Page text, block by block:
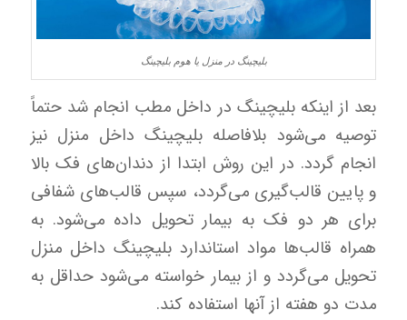
بلیچینگ در منزل یا هوم بلیچینگ
بعد از اینکه بلیچینگ در داخل مطب انجام شد حتماً
توصیه می‌شود بلافاصله بلیچینگ داخل منزل نیز
انجام گردد. در این روش ابتدا از دندان‌های فک بالا
و پایین قالب‌گیری می‌گردد، سپس قالب‌های شفافی
برای هر دو فک به بیمار تحویل داده می‌شود. به
همراه قالب‌ها مواد استاندارد بلیچینگ داخل منزل
تحویل می‌گردد و از بیمار خواسته می‌شود حداقل به
مدت دو هفته از آنها استفاده کند.